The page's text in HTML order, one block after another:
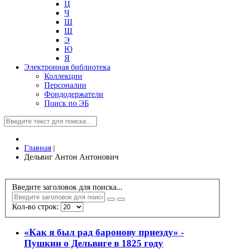
Ц
Ч
Ш
Щ
Э
Ю
Я
Электронная библиотека
Коллекции
Персоналии
Фондодержатели
Поиск по ЭБ
Главная |
Дельвиг Антон Антонович
Введите заголовок для поиска...
Кол-во строк:
«Как я был рад баронову приезду» -
Пушкин о Дельвиге в 1825 году